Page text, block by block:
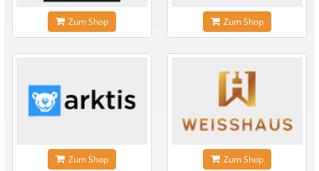
Zum Shop Zum Shop
Zum Shop Zum Shop